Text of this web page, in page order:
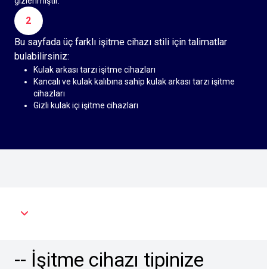
2
Bu sayfada üç farklı işitme cihazı stili için talimatlar
bulabilirsiniz:
Kulak arkası tarzı işitme cihazları
Kancalı ve kulak kalıbına sahip kulak arkası tarzı işitme
cihazları
Gizli kulak içi işitme cihazları
-- İşitme cihazı tipinize